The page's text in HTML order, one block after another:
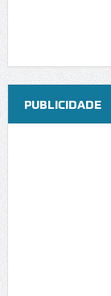
PUBLICIDADE